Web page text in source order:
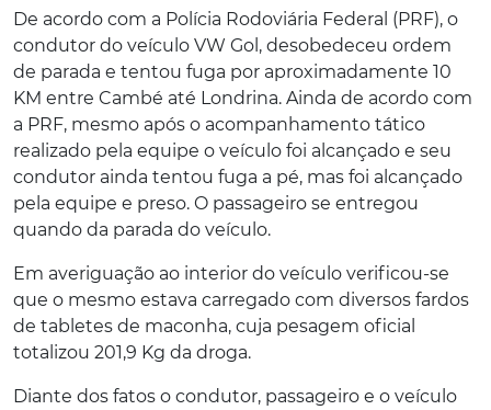
De acordo com a Polícia Rodoviária Federal (PRF), o
condutor do veículo VW Gol, desobedeceu ordem
de parada e tentou fuga por aproximadamente 10
KM entre Cambé até Londrina. Ainda de acordo com
a PRF, mesmo após o acompanhamento tático
realizado pela equipe o veículo foi alcançado e seu
condutor ainda tentou fuga a pé, mas foi alcançado
pela equipe e preso. O passageiro se entregou
quando da parada do veículo.
Em averiguação ao interior do veículo verificou-se
que o mesmo estava carregado com diversos fardos
de tabletes de maconha, cuja pesagem oficial
totalizou 201,9 Kg da droga.
Diante dos fatos o condutor, passageiro e o veículo